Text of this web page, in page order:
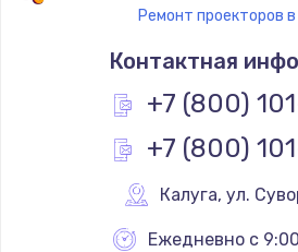
Простой ремонт
2400 руб.
Заказать
Восстановление после
2800 руб.
Ремонт проекторов в
Контактная
+7 (800)
+7 (800)
Калуга, ул.
Ежедневно с